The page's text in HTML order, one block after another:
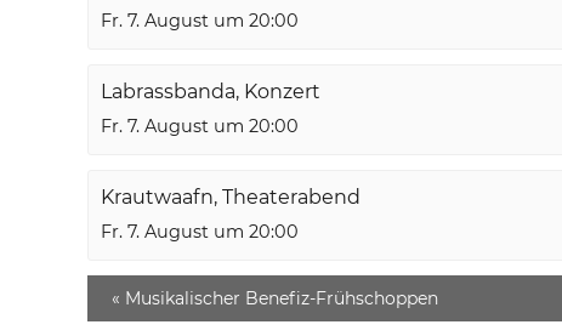
Fr. 7. August um 20:00
Labrassbanda, Konzert
Fr. 7. August um 20:00
Krautwaafn, Theaterabend
Fr. 7. August um 20:00
« Musikalischer Benefiz-Frühschoppen